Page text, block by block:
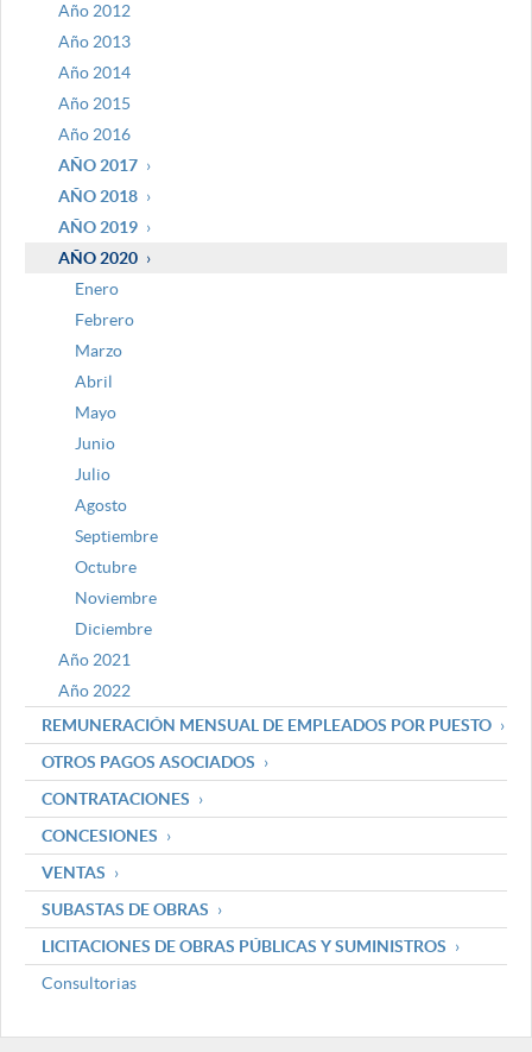
Año 2012
Año 2013
Año 2014
Año 2015
Año 2016
AÑO 2017
AÑO 2018
AÑO 2019
AÑO 2020
Enero
Febrero
Marzo
Abril
Mayo
Junio
Julio
Agosto
Septiembre
Octubre
Noviembre
Diciembre
Año 2021
Año 2022
REMUNERACIÓN MENSUAL DE EMPLEADOS POR PUESTO
OTROS PAGOS ASOCIADOS
CONTRATACIONES
CONCESIONES
VENTAS
SUBASTAS DE OBRAS
LICITACIONES DE OBRAS PÚBLICAS Y SUMINISTROS
Consultorias